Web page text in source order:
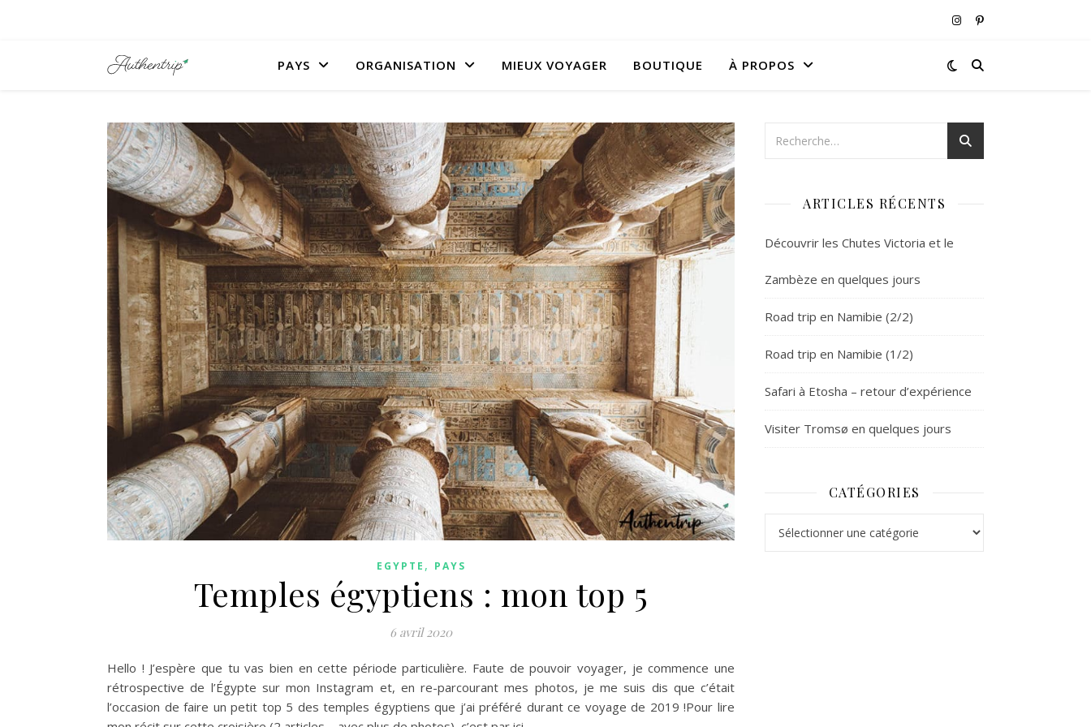
PAYS ORGANISATION MIEUX VOYAGER BOUTIQUE À PROPOS
EGYPTE , PAYS
Temples égyptiens : mon top 5
6 avril 2020
Hello ! J’espère que tu vas bien en cette période particulière. Faute de pouvoir voyager, je commence une
rétrospective de l’Égypte sur mon Instagram et, en re-parcourant mes photos, je me suis dis que c’était
l’occasion de faire un petit top 5 des temples égyptiens que j’ai préféré durant ce voyage de 2019 !Pour lire
ARTICLES RÉCENTS
Découvrir les Chutes Victoria et le
Zambèze en quelques jours
Road trip en Namibie (2/2)
Road trip en Namibie (1/2)
Safari à Etosha – retour d’expérience
Visiter Tromsø en quelques jours
CATÉGORIES